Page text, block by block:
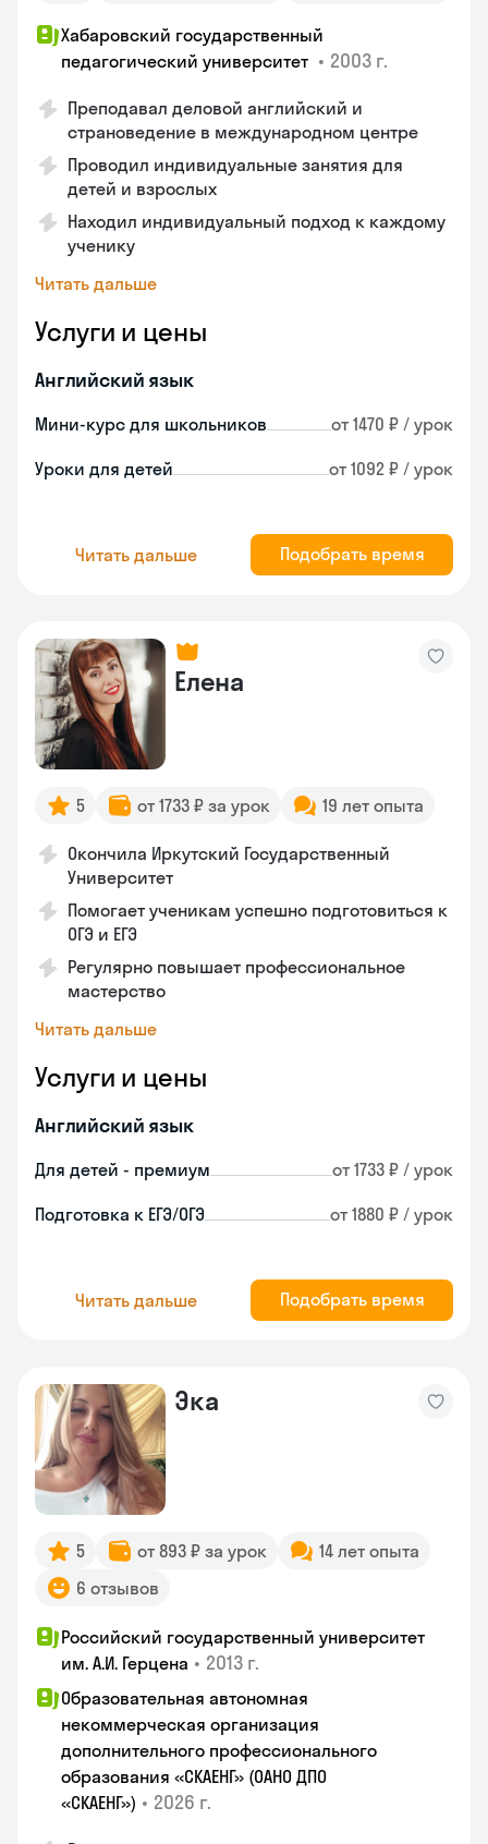
Хабаровский государственный
педагогический университет • 2003 г.
Преподавал деловой английский и
страноведение в международном центре
Проводил индивидуальные занятия для
детей и взрослых
Находил индивидуальный подход к каждому
ученику
Читать дальше
Услуги и цены
Английский язык
Мини-курс для школьников от 1470 ₽ / урок
Уроки для детей от 1092 ₽ / урок
Читать дальше Подобрать время
Елена
5 от 1733 ₽ за урок 19 лет опыта
Окончила Иркутский Государственный
Университет
Помогает ученикам успешно подготовиться к
ОГЭ и ЕГЭ
Регулярно повышает профессиональное
мастерство
Читать дальше
Услуги и цены
Английский язык
Для детей - премиум от 1733 ₽ / урок
Подготовка к ЕГЭ/ОГЭ от 1880 ₽ / урок
Читать дальше Подобрать время
Эка
5 от 893 ₽ за урок
14 лет опыта
6 отзывов
Российский государственный университет
им. А.И. Герцена • 2013 г.
Образовательная автономная
некоммерческая организация
дополнительного профессионального
образования «СКАЕНГ» (ОАНО ДПО
«СКАЕНГ») • 2026 г.